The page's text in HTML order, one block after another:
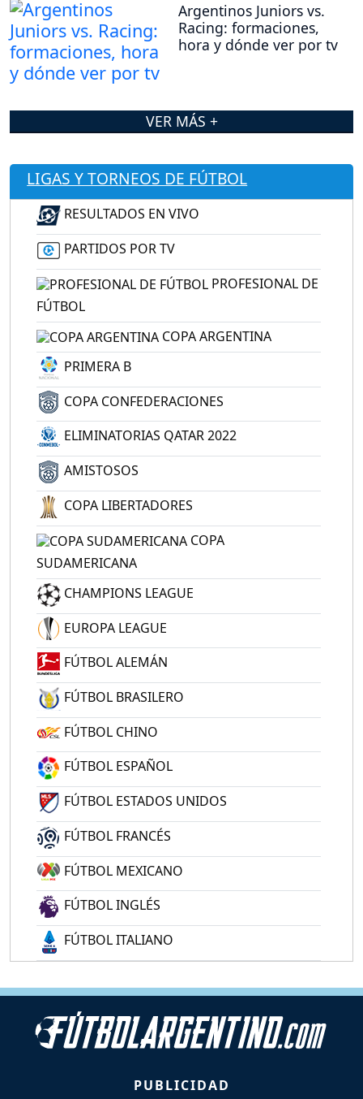
Argentinos Juniors vs.
Racing: formaciones,
hora y dónde ver por tv
VER MÁS +
LIGAS Y TORNEOS DE FÚTBOL
RESULTADOS EN VIVO
PARTIDOS POR TV
PROFESIONAL DE
FÚTBOL
COPA ARGENTINA
PRIMERA B
COPA CONFEDERACIONES
ELIMINATORIAS QATAR 2022
AMISTOSOS
COPA LIBERTADORES
COPA
SUDAMERICANA
CHAMPIONS LEAGUE
EUROPA LEAGUE
FÚTBOL ALEMÁN
FÚTBOL BRASILERO
FÚTBOL CHINO
FÚTBOL ESPAÑOL
FÚTBOL ESTADOS UNIDOS
FÚTBOL FRANCÉS
FÚTBOL MEXICANO
FÚTBOL INGLÉS
FÚTBOL ITALIANO
PUBLICIDAD